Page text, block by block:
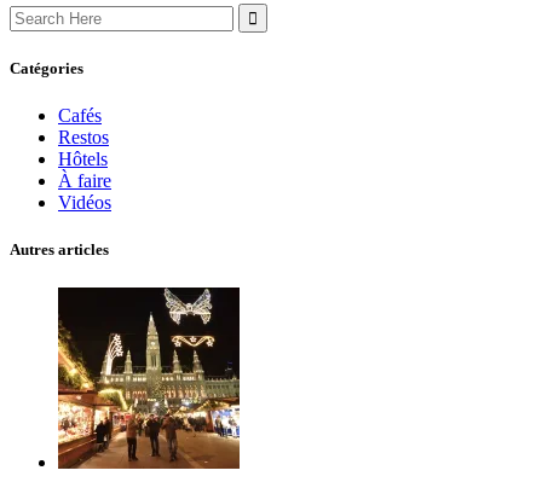
Search
for:
Catégories
Cafés
Restos
Hôtels
À faire
Vidéos
Autres articles